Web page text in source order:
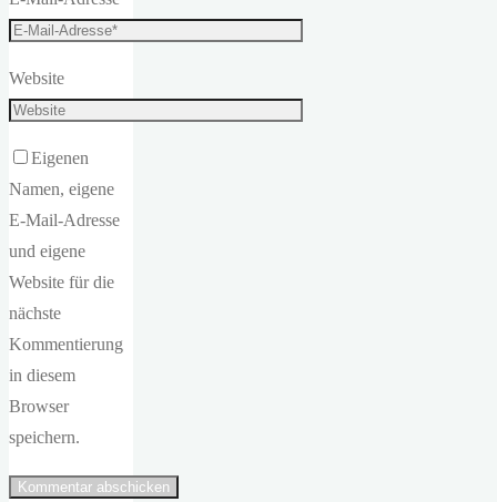
Website
Eigenen
Namen, eigene
E-Mail-Adresse
und eigene
Website für die
nächste
Kommentierung
in diesem
Browser
speichern.